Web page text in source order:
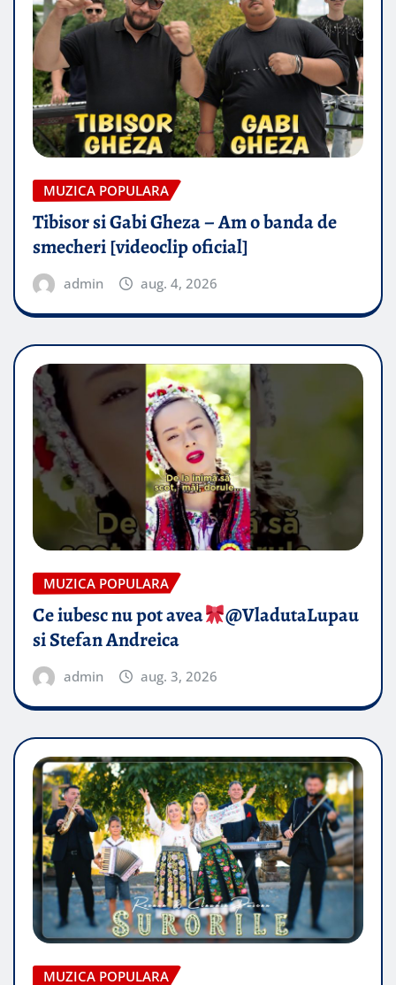
MUZICA POPULARA
Tibisor si Gabi Gheza – Am o banda de
smecheri [videoclip oficial]
admin aug. 4, 2026
MUZICA POPULARA
Ce iubesc nu pot avea
​@VladutaLupau
si Stefan Andreica
admin aug. 3, 2026
MUZICA POPULARA